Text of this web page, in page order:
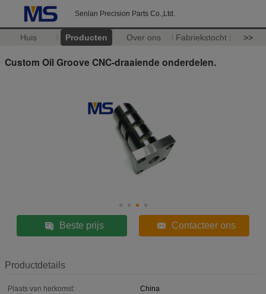
Senlan Precision Parts Co.,Ltd.
Huis Producten Over ons Fabriekstocht >>
Custom Oil Groove CNC-draaiende onderdelen.
Beste prijs Contacteer ons
Productdetails
Plaats van herkomst:
China